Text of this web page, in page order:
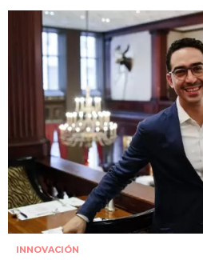
INNOVACIÓN